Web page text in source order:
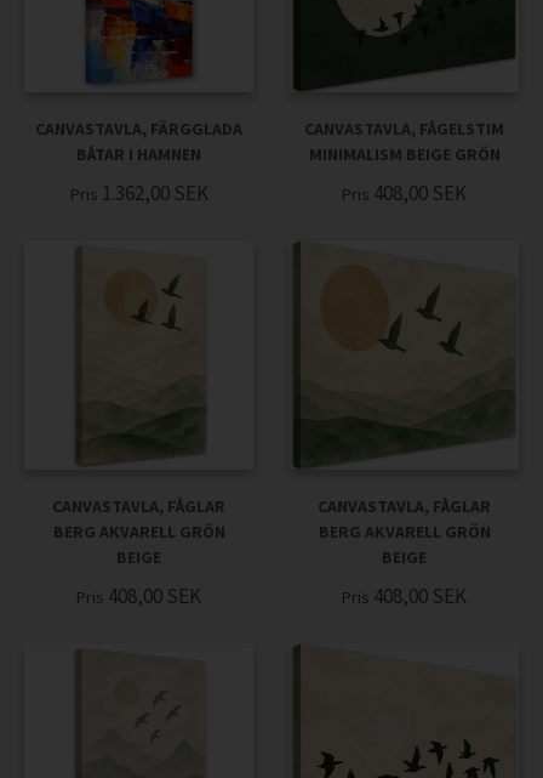
CANVASTAVLA, FÄRGGLADA
BÅTAR I HAMNEN
Pris 1.362,00 SEK
CANVASTAVLA, FÅGELSTIM
MINIMALISM BEIGE GRÖN
Pris 408,00 SEK
CANVASTAVLA, FÅGLAR
BERG AKVARELL GRÖN
BEIGE
Pris 408,00 SEK
CANVASTAVLA, FÅGLAR
BERG AKVARELL GRÖN
BEIGE
Pris 408,00 SEK